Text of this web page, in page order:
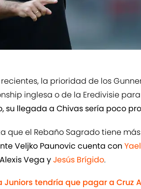
la prioridad de los
inglesa o de la Eredivisie
su llegada a Chivas sería poco
que el Rebaño Sagrado tiene
Veljko Paunovic cuenta con
Vega yJesús Brígido.
tendría que pagar a Cruz